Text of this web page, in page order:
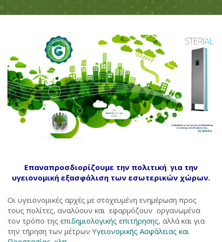
Επαναπροσδιορίζουμε την πολιτική για την
υγειονομική εξασφάλιση των εσωτερικών χώρων.
Οι υγειονομικές αρχές με στοχευμένη ενημέρωση προς
τους πολίτες, αναλύουν και εφαρμόζουν οργανωμένα
τον τρόπο της επιδημιολογικής επιτήρησης, αλλά και για
την τήρηση των μέτρων Υγειονομικής Ασφάλειας και